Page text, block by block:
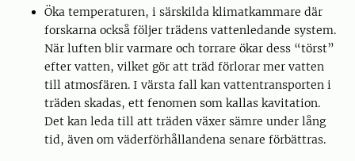
Öka temperaturen, i särskilda klimatkammare där
forskarna också följer trädens vattenledande system.
När luften blir varmare och torrare ökar dess “törst”
efter vatten, vilket gör att träd förlorar mer vatten
till atmosfären. I värsta fall kan vattentransporten i
träden skadas, ett fenomen som kallas kavitation.
Det kan leda till att träden växer sämre under lång
tid, även om väderförhållandena senare förbättras.